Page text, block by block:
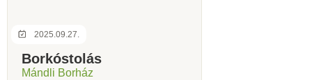
2025.09.27.
Borkóstolás
Mándli Borház